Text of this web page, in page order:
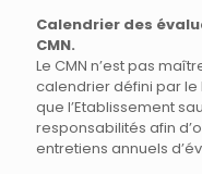
Calendrier des
CMN.
Le CMN n’est pas
calendrier défini par le
que l’Etablissement
responsabilités afin
entretiens annuels